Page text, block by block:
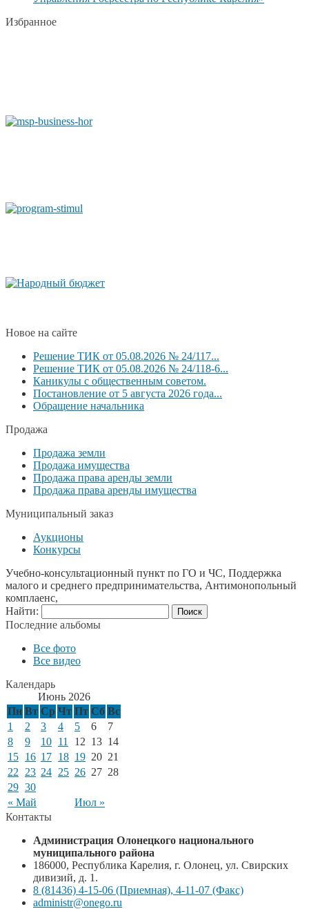
Избранное
Новое на сайте
Решение ТИК от 05.08.2026 № 24/117...
Решение ТИК от 05.08.2026 № 24/118-6...
Каникулы с общественным советом.
Постановление от 5 августа 2026 года...
Обращение начальника
Продажа
Продажа земли
Продажа имущества
Продажа права аренды земли
Продажа права аренды имущества
Муниципальный заказ
Аукционы
Конкурсы
Учебно-консультационный пункт по ГО и ЧС, Поддержка
малого и среднего предпринимательства, Антимонопольный
комплаенс,
Найти:
Последние альбомы
Все фото
Все видео
Календарь
Июнь 2026
Пн Вт Ср Чт Пт Сб Вс
« Май Июл »
1 2 3 4 5 6
7
8
9 10 11 12 13 14
15 16 17 18 19 20 21
22
23 24 25 26 27 28
29 30
Контакты
Администрация Олонецкого национального
муниципального района
186000, Республика Карелия, г. Олонец, ул. Свирских
дивизий, д. 1.
8 (81436) 4-15-06 (Приемная), 4-11-07 (Факс)
administr@onego.ru